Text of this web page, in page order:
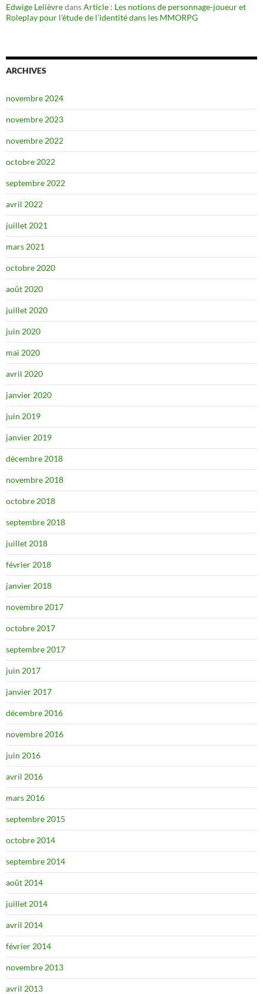
Edwige LelièvredansArticle : Les notions de personnage-joueur et
Roleplay pour l’étude de l’identité dans les MMORPG
ARCHIVES
novembre 2024
novembre 2023
novembre 2022
octobre 2022
septembre 2022
avril 2022
juillet 2021
mars 2021
octobre 2020
août 2020
juillet 2020
juin 2020
mai 2020
avril 2020
janvier 2020
juin 2019
janvier 2019
décembre 2018
novembre 2018
octobre 2018
septembre 2018
juillet 2018
février 2018
janvier 2018
novembre 2017
octobre 2017
septembre 2017
juin 2017
janvier 2017
décembre 2016
novembre 2016
juin 2016
avril 2016
mars 2016
septembre 2015
octobre 2014
septembre 2014
août 2014
juillet 2014
avril 2014
février 2014
novembre 2013
avril 2013